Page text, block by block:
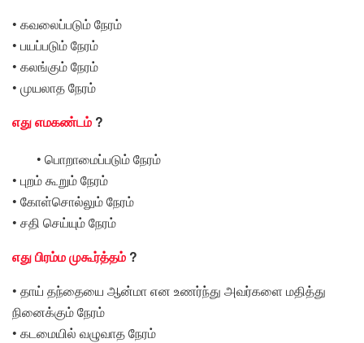
• கவலைப்படும் நேரம்
• பயப்படும் நேரம்
• கலங்கும் நேரம்
• முயலாத நேரம்
எது எமகண்டம் ?
• பொறாமைப்படும் நேரம்
• புறம் கூறும் நேரம்
• கோள்சொல்லும் நேரம்
• சதி செய்யும் நேரம்
எது பிரம்ம முகூர்த்தம் ?
• தாய் தந்தையை ஆன்மா என உணர்ந்து அவர்களை மதித்து
நினைக்கும் நேரம்
• கடமையில் வழுவாத நேரம்